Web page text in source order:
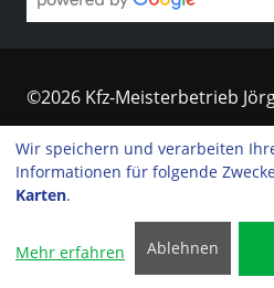
©2026 Kfz-Meisterbetrieb
Cookie-
Wir speichern und verarbeiten
Informationen für folgende
Karten.
Mehr erfahren Ablehnen